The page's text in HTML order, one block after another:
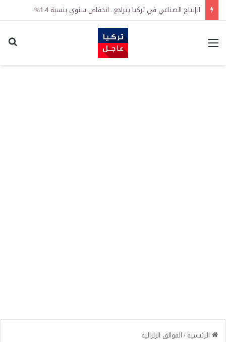
الإنتاج الصناعي في تركيا يتراجع.. انخفاض سنوي بنسبة 1.4%
القائمة
الرئيسية/الفوالق الزلزالية